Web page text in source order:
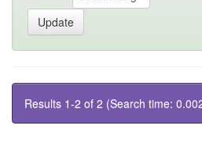
Results 1-2 of 2 (Search time: